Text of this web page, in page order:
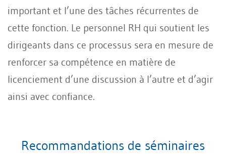
important et l’une des tâches récurrentes de
cette fonction. Le personnel RH qui soutient les
dirigeants dans ce processus sera en mesure de
renforcer sa compétence en matière de
licenciement d’une discussion à l’autre et d’agir
ainsi avec confiance.
Recommandations de séminaires